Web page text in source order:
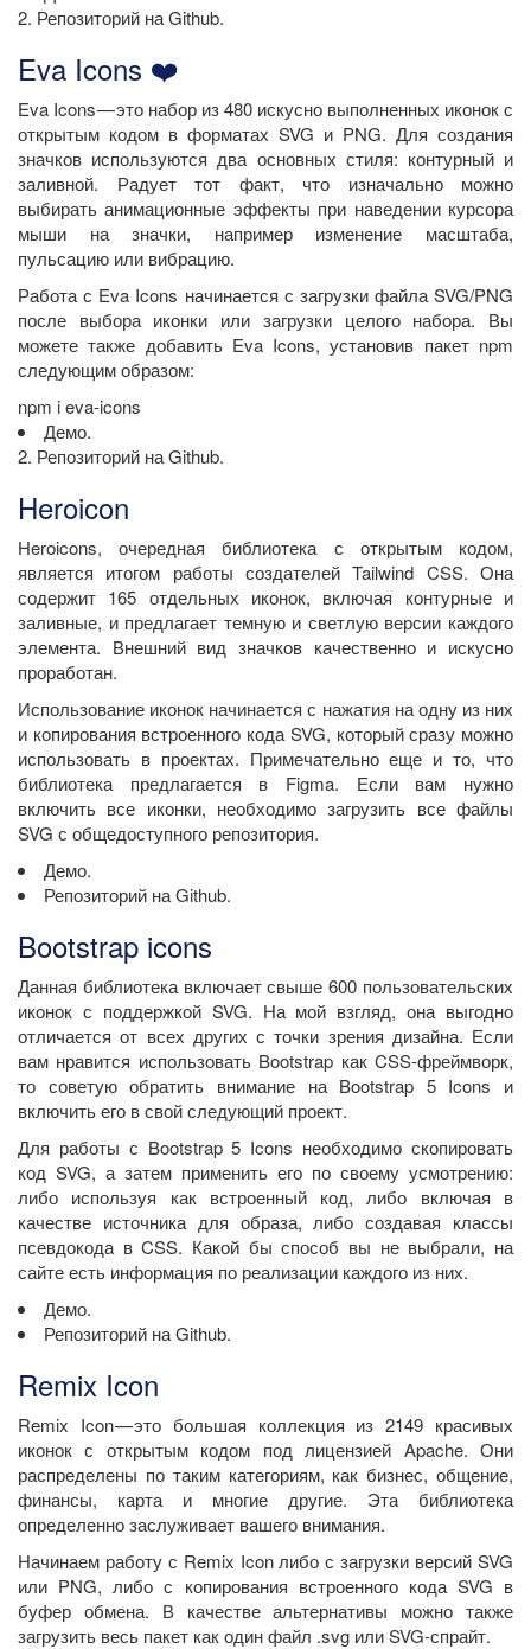
2. Репозиторий на Github.
Eva Icons ❤️
Eva Icons — это набор из 480 искусно выполненных иконок с
открытым кодом в форматах SVG и PNG. Для создания
значков используются два основных стиля: контурный и
заливной. Радует тот факт, что изначально можно
выбирать анимационные эффекты при наведении курсора
мыши на значки, например изменение масштаба,
пульсацию или вибрацию.
Работа с Eva Icons начинается с загрузки файла SVG/PNG
после выбора иконки или загрузки целого набора. Вы
можете также добавить Eva Icons, установив пакет npm
следующим образом:
npm i eva-icons
Демо.
2. Репозиторий на Github.
Heroicon
Heroicons, очередная библиотека с открытым кодом,
является итогом работы создателей Tailwind CSS. Она
содержит 165 отдельных иконок, включая контурные и
заливные, и предлагает темную и светлую версии каждого
элемента. Внешний вид значков качественно и искусно
проработан.
Использование иконок начинается с нажатия на одну из них
и копирования встроенного кода SVG, который сразу можно
использовать в проектах. Примечательно еще и то, что
библиотека предлагается в Figma. Если вам нужно
включить все иконки, необходимо загрузить все файлы
SVG с общедоступного репозитория.
Демо.
Репозиторий на Github.
Bootstrap icons
Данная библиотека включает свыше 600 пользовательских
иконок с поддержкой SVG. На мой взгляд, она выгодно
отличается от всех других с точки зрения дизайна. Если
вам нравится использовать Bootstrap как CSS-фреймворк,
то советую обратить внимание на Bootstrap 5 Icons и
включить его в свой следующий проект.
Для работы с Bootstrap 5 Icons необходимо скопировать
код SVG, а затем применить его по своему усмотрению:
либо используя как встроенный код, либо включая в
качестве источника для образа, либо создавая классы
псевдокода в CSS. Какой бы способ вы не выбрали, на
сайте есть информация по реализации каждого из них.
Демо.
Репозиторий на Github.
Remix Icon
Remix Icon — это большая коллекция из 2149 красивых
иконок с открытым кодом под лицензией Apache. Они
распределены по таким категориям, как бизнес, общение,
финансы, карта и многие другие. Эта библиотека
определенно заслуживает вашего внимания.
Начинаем работу с Remix Icon либо с загрузки версий SVG
или PNG, либо с копирования встроенного кода SVG в
буфер обмена. В качестве альтернативы можно также
загрузить весь пакет как один файл .svg или SVG-спрайт.